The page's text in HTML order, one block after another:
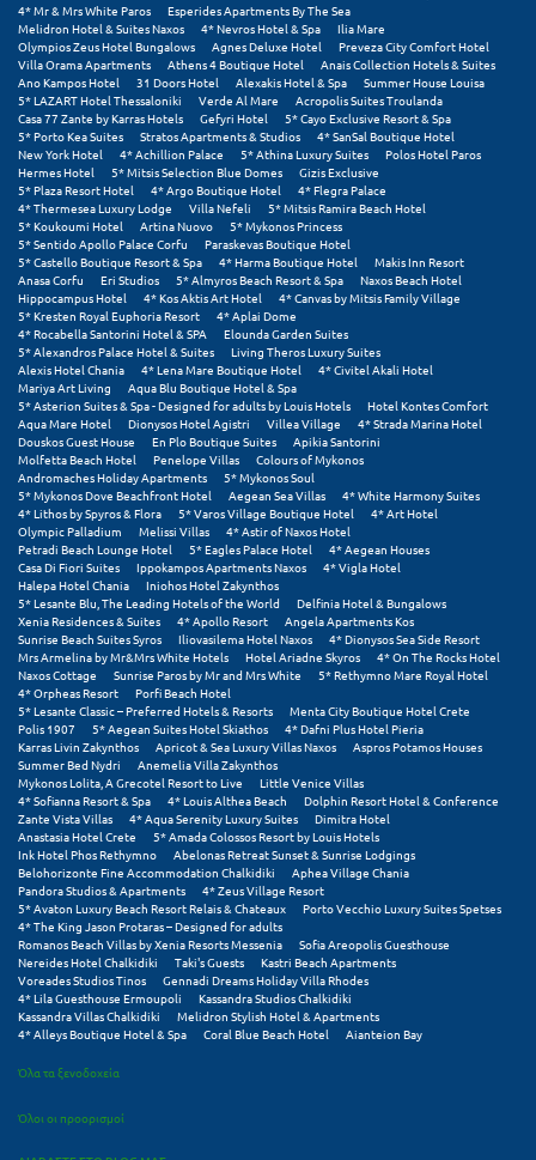
Φλώρινα
Φοινικούντα
Χ
Χαλκίδα
Χαλκιδική
Χανιά
Χερσόνησος
Χερσόνησος Άθως
Χίος
Χράνοι Μεσσηνίας
Ψ
Ψαθόπυργος
4* Mr & Mrs White Paros
Esperides Apartments By The Sea
Melidron Hotel & Suites Naxos
4* Nevros Hotel & Spa
Ilia Mare
Olympios Zeus Hotel Bungalows
Agnes Deluxe Hotel
Preveza City Comfort Hotel
Villa Orama Apartments
Athens 4 Boutique Hotel
Anais Collection Hotels & Suites
Ano Kampos Hotel
31 Doors Hotel Alexakis Hotel & Spa
Summer House Louisa
5* LAZART Hotel Thessaloniki
Verde Al Mare
Acropolis Suites Troulanda
Casa 77 Zante by Karras Hotels
Gefyri Hotel
5* Cayo Exclusive Resort & Spa
5* Porto Kea Suites
Stratos Apartments & Studios
4* SanSal Boutique Hotel
New York Hotel
4* Achillion Palace 5* Athina Luxury Suites
Polos Hotel Paros
Hermes Hotel
5* Mitsis Selection Blue Domes
Gizis Exclusive
5* Plaza Resort Hotel
4* Argo Boutique Hotel
4* Flegra Palace
4* Thermesea Luxury Lodge
Villa Nefeli
5* Mitsis Ramira Beach Hotel
5* Koukoumi Hotel
Artina Nuovo
5* Mykonos Princess
5* Sentido Apollo Palace Corfu
Paraskevas Boutique Hotel
5* Castello Boutique Resort & Spa
4* Harma Boutique Hotel
Makis Inn Resort
Anasa Corfu
Eri Studios 5* Almyros Beach Resort & Spa
Naxos Beach Hotel
Hippocampus Hotel
4* Kos Aktis Art Hotel
4* Canvas by Mitsis Family Village
5* Kresten Royal Euphoria Resort
4* Aplai Dome
4* Rocabella Santorini Hotel & SPA
Elounda Garden Suites
5* Alexandros Palace Hotel & Suites
Living Theros Luxury Suites
Alexis Hotel Chania
4* Lena Mare Boutique Hotel
4* Civitel Akali Hotel
Mariya Art Living
Aqua Blu Boutique Hotel & Spa
5* Asterion Suites & Spa - Designed for adults by Louis Hotels
Hotel Kontes Comfort
Aqua Mare Hotel
Dionysos Hotel Agistri Villea Village
4* Strada Marina Hotel
Douskos Guest House
En Plo Boutique Suites
Apikia Santorini
Molfetta Beach Hotel
Penelope Villas
Colours of Mykonos
Andromaches Holiday Apartments
5* Mykonos Soul
5* Mykonos Dove Beachfront Hotel
Aegean Sea Villas
4* White Harmony Suites
4* Lithos by Spyros & Flora
5* Varos Village Boutique Hotel
4* Art Hotel
Olympic Palladium
Melissi Villas
4* Astir of Naxos Hotel
Petradi Beach Lounge Hotel
5* Eagles Palace Hotel
4* Aegean Houses
Casa Di Fiori Suites
Ippokampos Apartments Naxos
4* Vigla Hotel
Halepa Hotel Chania
Iniohos Hotel Zakynthos
5* Lesante Blu, The Leading Hotels of the World
Delfinia Hotel & Bungalows
Xenia Residences & Suites
4* Apollo Resort
Angela Apartments Kos
Sunrise Beach Suites Syros
Iliovasilema Hotel Naxos
4* Dionysos Sea Side Resort
Mrs Armelina by Mr&Mrs White Hotels
Hotel Ariadne Skyros
4* On The Rocks Hotel
Naxos Cottage
Sunrise Paros by Mr and Mrs White
5* Rethymno Mare Royal Hotel
4* Orpheas Resort
Porfi Beach Hotel
5* Lesante Classic – Preferred Hotels & Resorts
Menta City Boutique Hotel Crete
Polis 1907
5* Aegean Suites Hotel Skiathos
4* Dafni Plus Hotel Pieria
Karras Livin Zakynthos
Apricot & Sea Luxury Villas Naxos
Aspros Potamos Houses
Summer Bed Nydri
Anemelia Villa Zakynthos
Mykonos Lolita, A Grecotel Resort to Live
Little Venice Villas
4* Sofianna Resort & Spa
4* Louis Althea Beach
Dolphin Resort Hotel & Conference
Zante Vista Villas
4* Aqua Serenity Luxury Suites
Dimitra Hotel
Anastasia Hotel Crete
5* Amada Colossos Resort by Louis Hotels
Ink Hotel Phos Rethymno
Abelonas Retreat Sunset & Sunrise Lodgings
Belohorizonte Fine Accommodation Chalkidiki
Aphea Village Chania
Pandora Studios & Apartments
4* Zeus Village Resort
5* Avaton Luxury Beach Resort Relais & Chateaux
Porto Vecchio Luxury Suites Spetses
4* The King Jason Protaras – Designed for adults
Romanos Beach Villas by Xenia Resorts Messenia
Sofia Areopolis Guesthouse
Nereides Hotel Chalkidiki
Taki's Guests
Kastri Beach Apartments
Voreades Studios Tinos
Gennadi Dreams Holiday Villa Rhodes
4* Lila Guesthouse Ermoupoli
Kassandra Studios Chalkidiki
Kassandra Villas Chalkidiki
Melidron Stylish Hotel & Apartments
4* Alleys Boutique Hotel & Spa
Coral Blue Beach Hotel Aianteion Bay
Όλα τα ξενοδοχεία
Όλοι οι προορισμοί